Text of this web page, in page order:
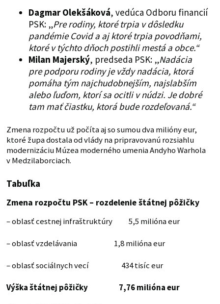
Dagmar Olekšáková, vedúca Odboru financií
PSK: „Pre rodiny, ktoré trpia v dôsledku
pandémie Covid a aj ktoré trpia povodňami,
ktoré v týchto dňoch postihli mestá a obce.“
Milan Majerský, predseda PSK: „Nadácia
pre podporu rodiny je vždy nadácia, ktorá
pomáha tým najchudobnejším, najslabším
alebo ľuďom, ktorí sa ocitli v núdzi. Je dobré
tam mať čiastku, ktorá bude rozdeľovaná.“
Zmena rozpočtu už počíta aj so sumou dva milióny eur,
ktoré župa dostala od vlády na pripravovanú rozsiahlu
modernizáciu Múzea moderného umenia Andyho Warhola
v Medzilaborciach.
Tabuľka
Zmena rozpočtu PSK – rozdelenie štátnej pôžičky
– oblasť cestnej infraštruktúry 5,5 milióna eur
– oblasť vzdelávania 1,8 milióna eur
– oblasť sociálnych vecí 434 tisíc eur
Výška štátnej pôžičky 7,76 milióna eur